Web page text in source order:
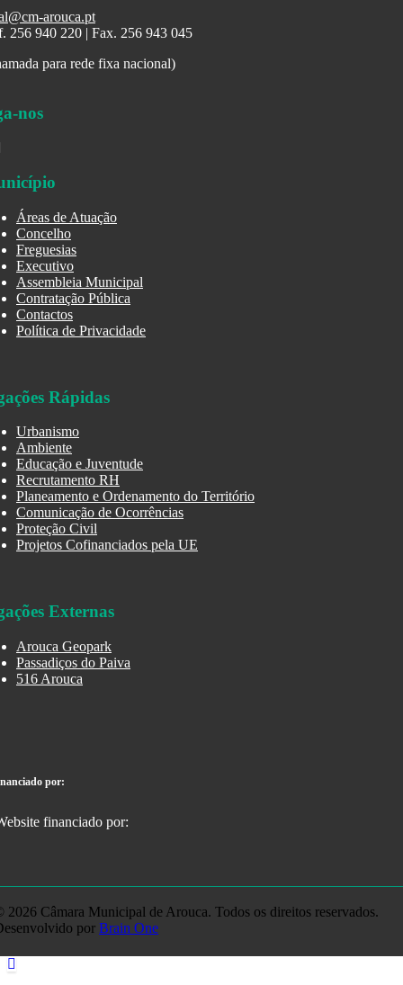
arouca.pt
256 940 220 | Fax. 256 943 045
para rede fixa nacional)
nos
Áreas de Atuação
Concelho
Freguesias
Executivo
Assembleia Municipal
Contratação Pública
Contactos
Política de Privacidade
Rápidas
Urbanismo
Ambiente
Educação e Juventude
Recrutamento RH
Planeamento e Ordenamento do Território
Comunicação de Ocorrências
Proteção Civil
Projetos Cofinanciados pela UE
Externas
Arouca Geopark
Passadiços do Paiva
516 Arouca
por:
2026 Câmara Municipal de Arouca. Todos os direitos reservados.
por Brain One